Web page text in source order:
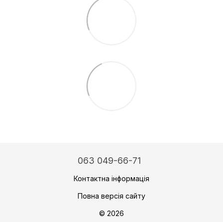
063 049-66-71
Контактна інформація
Повна версія сайту
© 2026